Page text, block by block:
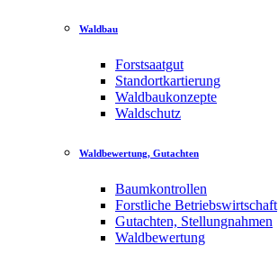
Waldbau
Forstsaatgut
Standortkartierung
Waldbaukonzepte
Waldschutz
Waldbewertung, Gutachten
Baumkontrollen
Forstliche Betriebswirtschaft
Gutachten, Stellungnahmen
Waldbewertung